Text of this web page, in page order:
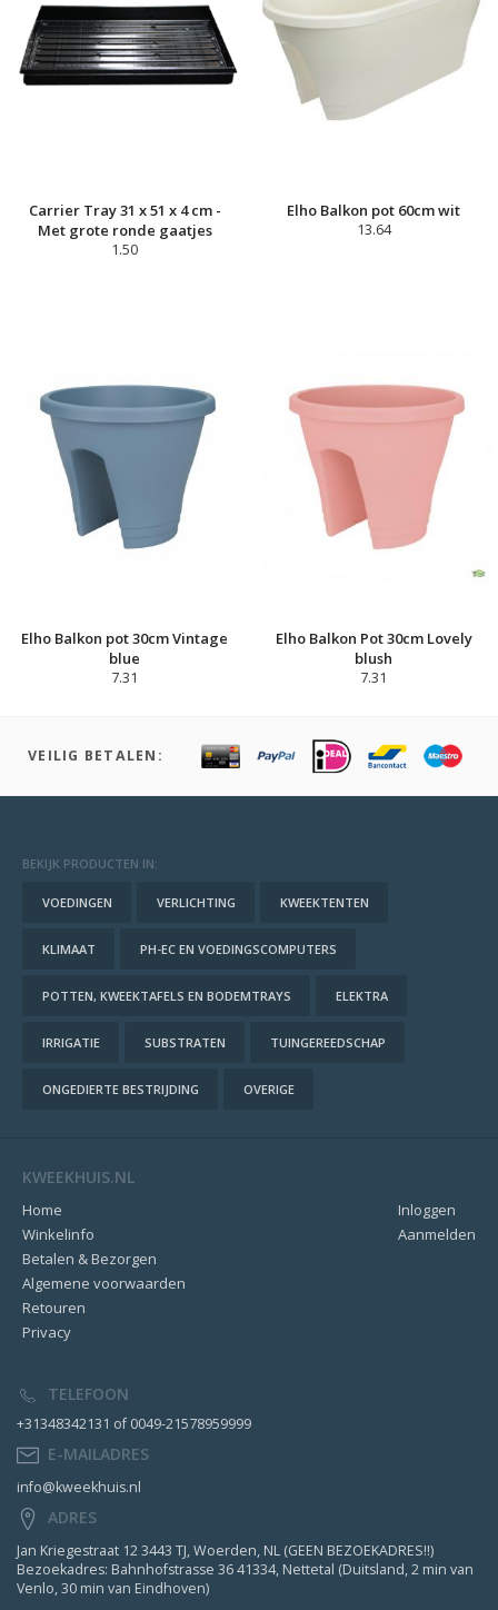
Carrier Tray 31 x 51 x 4 cm -
Met grote ronde gaatjes
1.50
Elho Balkon pot 60cm wit
13.64
Elho Balkon pot 30cm Vintage
blue
7.31
Elho Balkon Pot 30cm Lovely
blush
7.31
VEILIG BETALEN:
BEKIJK PRODUCTEN IN:
VOEDINGEN VERLICHTING KWEEKTENTEN
KLIMAAT PH-EC EN VOEDINGSCOMPUTERS
POTTEN, KWEEKTAFELS EN BODEMTRAYS ELEKTRA
IRRIGATIE SUBSTRATEN TUINGEREEDSCHAP
ONGEDIERTE BESTRIJDING OVERIGE
KWEEKHUIS.NL
Inloggen
Aanmelden
Home
Winkelinfo
Betalen & Bezorgen
Algemene voorwaarden
Retouren
Privacy
TELEFOON
+31348342131 of 0049-21578959999
E-MAILADRES
info@kweekhuis.nl
ADRES
Jan Kriegestraat 12 3443 TJ, Woerden, NL (GEEN BEZOEKADRES!!)
Bezoekadres: Bahnhofstrasse 36 41334, Nettetal (Duitsland, 2 min van
Venlo, 30 min van Eindhoven)